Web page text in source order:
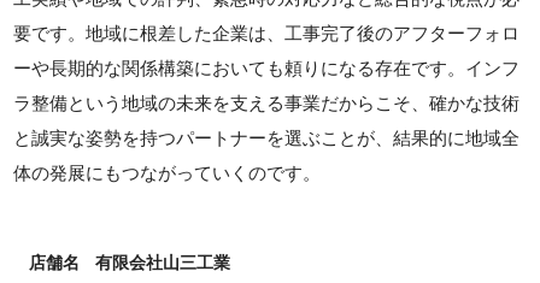
要です。地域に根差した企業は、工事完了後のアフターフォロ
ーや長期的な関係構築においても頼りになる存在です。インフ
ラ整備という地域の未来を支える事業だからこそ、確かな技術
と誠実な姿勢を持つパートナーを選ぶことが、結果的に地域全
体の発展にもつながっていくのです。
店舗名 有限会社山三工業